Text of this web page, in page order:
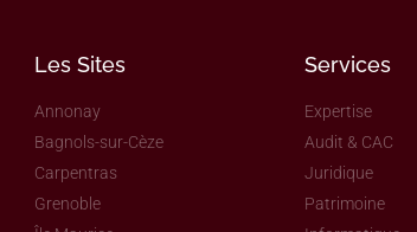
Les Sites
Annonay
Bagnols-sur-Cèze
Carpentras
Grenoble
Services
Expertise
Audit & CAC
Juridique
Patrimoine